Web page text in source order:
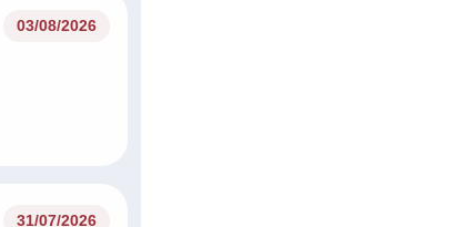
03/08/2026
31/07/2026